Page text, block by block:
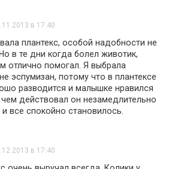
в 17:40
плантекс, особой надобности не
в те дни когда болел животик,
отлично помогал. Я выбрала
эспумизан, потому что в плантексе
разводится и малышке нравился
действовал он незамедлительно
все спокойно становилось.
в 17:40